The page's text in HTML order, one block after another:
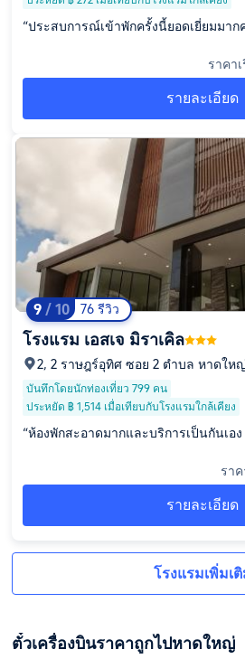
“ประสบการณ์เข้าพักครั้งนี้ยอดเยี่ยมมา
ด้สวยงามและสะอาดสะอ้าน เก็บรายละ
อนอยู่บ้านเลยค่ะ คุณภาพโดยรวมดีมาก
ราคา
รายละเอียด
9 / 10 76 รีวิว
โรงแรม เอสเจ มิราเคิล
2, 2 ราษฎร์อุทิศ ซอย 2 ตำบล หาดให
ดใหญ่, จังหวัดสงขลา, 90110
บันทึกโดยนักท่องเที่ยว 799 คน
ประหยัด ฿ 1,514 เมื่อเทียบกับโรงแรมใกล้เคียง
“ห้องพักสะอาดมากและบริการเป็นกันเอ
บๆ กลางคืนห่างไปแค่ 50 เมตรมีร้านห
รา
รายละเอียด
โรงแรมเพิ่มเ
ตั๋วเครื่องบินราคาถูกไปหาดใหญ่